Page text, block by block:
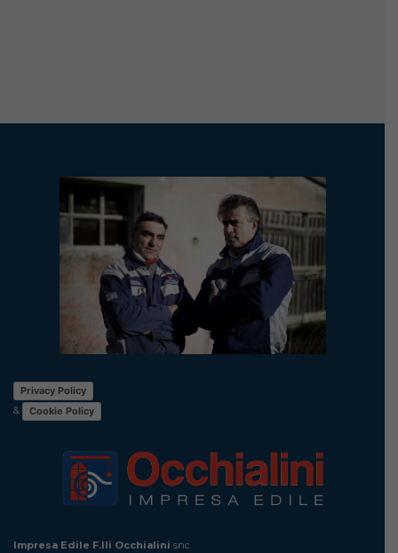
Privacy Policy
&
Cookie Policy
Impresa Edile F.lli Occhialini snc